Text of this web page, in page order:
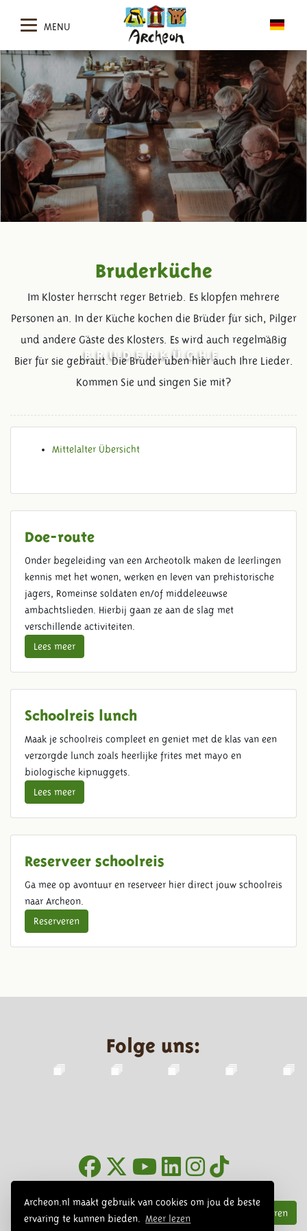
Archeon.nl maakt gebruik van cookies om jou de beste
ervaring te kunnen bieden.
Meer lezen
MENU
BRUDERKÜCHE
Bruderküche
Im Kloster herrscht reger Betrieb. Es klopfen mehrere
Personen an. In der Küche kochen die Brüder für sich, Pilger
und andere Gäste des Klosters. Es wird auch regelmäßig
Bier für sie gebraut. Die Brüder üben hier auch Ihre Lieder.
Kommen Sie und singen Sie mit?
Mittelalter Übersicht
Doe-route
Onder begeleiding van een Archeotolk maken de leerlingen
kennis met het wonen, werken en leven van prehistorische
jagers, Romeinse soldaten en/of middeleeuwse
ambachtslieden. Hierbij gaan ze aan de slag met
verschillende activiteiten.
Lees meer
Schoolreis lunch
Maak je schoolreis compleet en geniet met de klas van een
verzorgde lunch zoals heerlijke frites met mayo en
biologische kipnuggets.
Lees meer
Reserveer schoolreis
Ga mee op avontuur en reserveer hier direct jouw schoolreis
naar Archeon.
Reserveren
Folge uns:
Abonnieren